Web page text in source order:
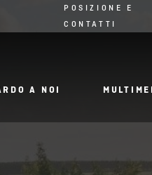
POSIZIONE E
CONTATTI
A NOI